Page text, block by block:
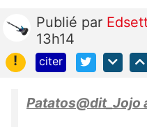
Publié par
13h14
!
citer
Patatos@dit_Jojo